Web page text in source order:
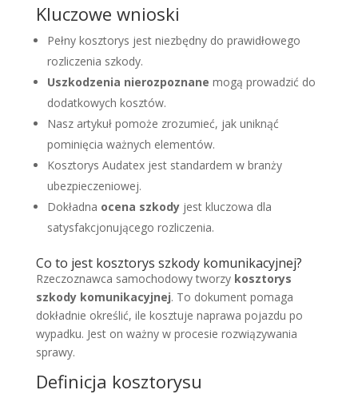
Kluczowe wnioski
Pełny kosztorys jest niezbędny do prawidłowego
rozliczenia szkody.
Uszkodzenia nierozpoznane mogą prowadzić do
dodatkowych kosztów.
Nasz artykuł pomoże zrozumieć, jak uniknąć
pominięcia ważnych elementów.
Kosztorys Audatex jest standardem w branży
ubezpieczeniowej.
Dokładna ocena szkodyjest kluczowa dla
satysfakcjonującego rozliczenia.
Co to jest kosztorys szkody komunikacyjnej?
Rzeczoznawca samochodowy tworzy kosztorys
szkody komunikacyjnej. To dokument pomaga
dokładnie określić, ile kosztuje naprawa pojazdu po
wypadku. Jest on ważny w procesie rozwiązywania
sprawy.
Definicja kosztorysu